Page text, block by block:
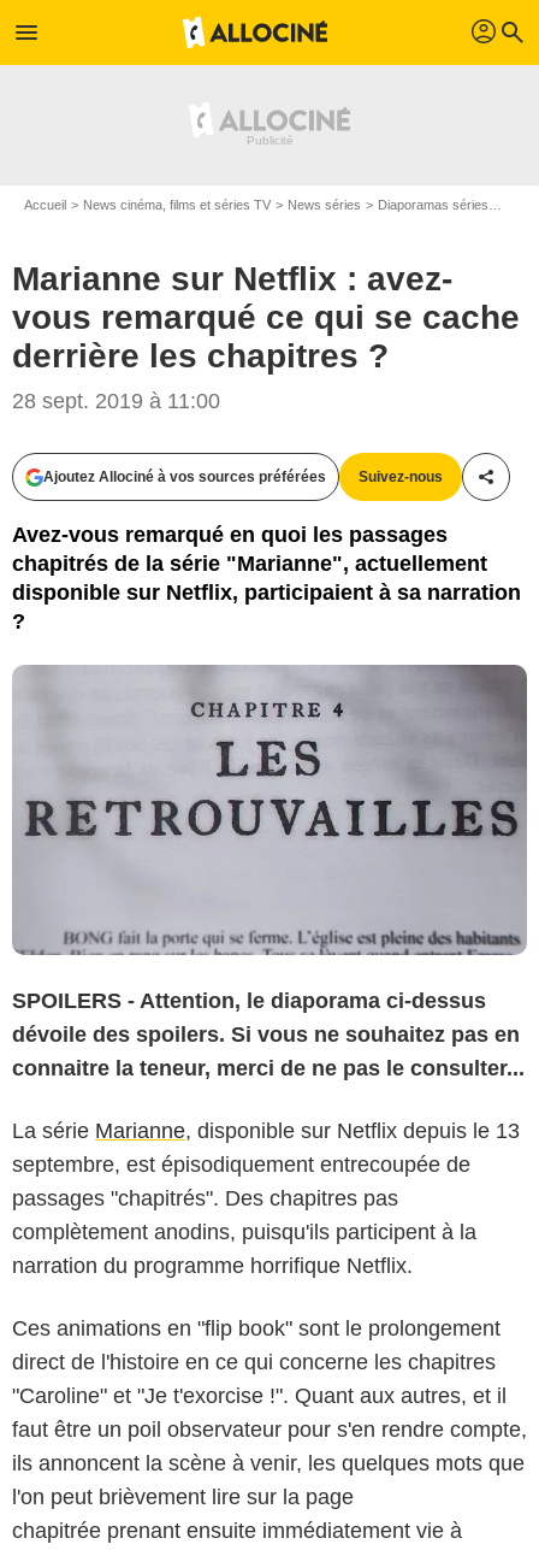
menu profil search
Accueil News cinéma, films et séries TV News séries Diaporamas séries
Marianne sur Netflix : avez-
vous remarqué ce qui se cache
derrière les chapitres ?
28 sept. 2019 à 11:00
Ajoutez Allociné à vos sources préférées Suivez-nous
Avez-vous remarqué en quoi les passages
chapitrés de la série "Marianne", actuellement
disponible sur Netflix, participaient à sa narration
?
SPOILERS - Attention, le diaporama ci-dessus
dévoile des spoilers. Si vous ne souhaitez pas en
connaitre la teneur, merci de ne pas le consulter...
La série Marianne, disponible sur Netflix depuis le 13
septembre, est épisodiquement entrecoupée de
passages "chapitrés". Des chapitres pas
complètement anodins, puisqu'ils participent à la
narration du programme horrifique Netflix.
Ces animations en "flip book" sont le prolongement
direct de l'histoire en ce qui concerne les chapitres
"Caroline" et "Je t'exorcise !". Quant aux autres, et il
faut être un poil observateur pour s'en rendre compte,
ils annoncent la scène à venir, les quelques mots que
l'on peut brièvement lire sur la page
chapitrée prenant ensuite immédiatement vie à